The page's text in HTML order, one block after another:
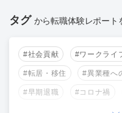
タグ から転職体験レポート
#社会貢献 #ワークライ
#転居・移住 #異業種へ
#早期退職 #コロナ禍